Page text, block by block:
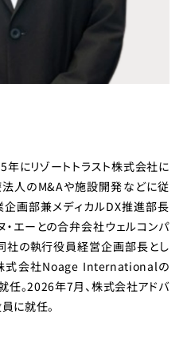
にリゾートトラスト株式会社に
法人のM&Aや施設開発などに従
企画部兼メディカルDX推進部長
・エーとの合弁会社ウェルコンパ
社の執行役員経営企画部長とし
式会社Noage Internationalの
。2026年7月、株式会社アドバ
に就任。